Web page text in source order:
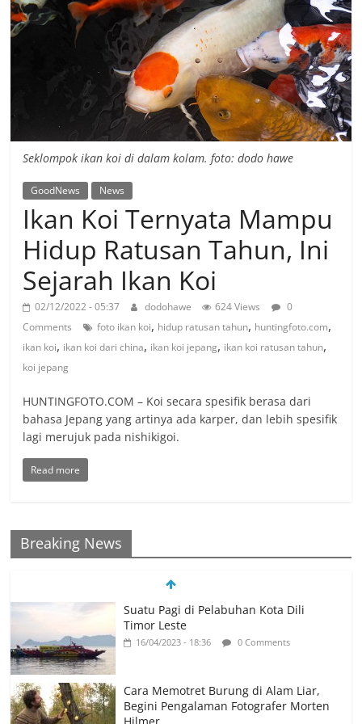
Seklompok ikan koi di dalam kolam. foto: dodo hawe
GoodNews News
Ikan Koi Ternyata Mampu
Hidup Ratusan Tahun, Ini
Sejarah Ikan Koi
02/12/2022 - 05:37 dodohawe 624 Views
0
Comments
foto ikan koi, hidup ratusan tahun, huntingfoto.com,
ikan koi, ikan koi dari china, ikan koi jepang, ikan koi ratusan tahun,
koi jepang
HUNTINGFOTO.COM – Koi secara spesifik berasa dari
bahasa Jepang yang artinya ada karper, dan lebih spesifik
lagi merujuk pada nishikigoi.
Read more
Breaking News
Suatu Pagi di Pelabuhan Kota Dili
Timor Leste
16/04/2023 - 18:36 0 Comments
Cara Memotret Burung di Alam Liar,
Begini Pengalaman Fotografer Morten